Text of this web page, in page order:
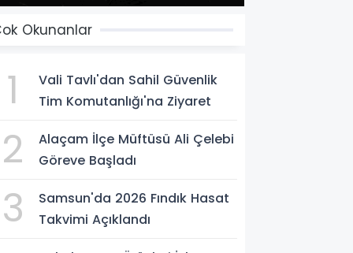
Okunanlar
1
Vali Tavlı'dan Sahil Güvenlik
Tim Komutanlığı'na Ziyaret
2
Alaçam İlçe Müftüsü Ali Çelebi
Göreve Başladı
3
Samsun'da 2026 Fındık Hasat
Takvimi Açıklandı